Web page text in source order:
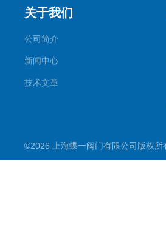
关于我们
公司简介
新闻中心
技术文章
©2026 上海蝶一阀门有限公司版权